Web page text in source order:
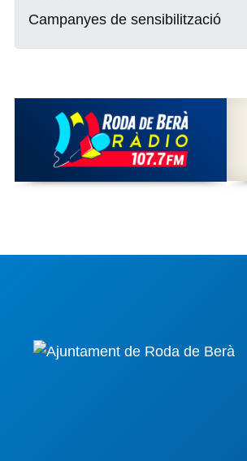
Campanyes de sensibilització